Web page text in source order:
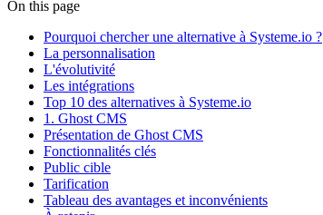
On this page
Pourquoi chercher une alternative à Systeme.io ?
La personnalisation
L'évolutivité
Les intégrations
Top 10 des alternatives à Systeme.io
1. Ghost CMS
Présentation de Ghost CMS
Fonctionnalités clés
Public cible
Tarification
Tableau des avantages et inconvénients